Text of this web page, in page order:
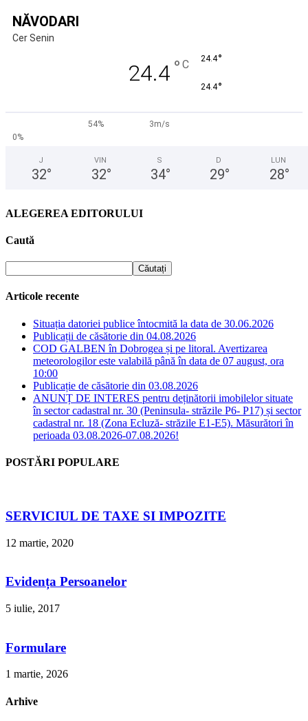
NĂVODARI
Cer Senin
24.4 ° C 24.4°
24.4°
54%
3m/s
0%
J
32°
VIN
32°
S
34°
D
29°
LUN
28°
ALEGEREA EDITORULUI
Caută
Articole recente
Situația datoriei publice întocmită la data de 30.06.2026
Publicații de căsătorie din 04.08.2026
COD GALBEN în Dobrogea și pe litoral. Avertizarea
meteorologilor este valabilă până în data de 07 august, ora
10:00
Publicație de căsătorie din 03.08.2026
ANUNȚ DE INTERES pentru deținătorii imobilelor situate
în sector cadastral nr. 30 (Peninsula- străzile P6- P17) și sector
cadastral nr. 18 (Zona Ecluză- străzile E1-E5). Măsurători în
perioada 03.08.2026-07.08.2026!
POSTĂRI POPULARE
SERVICIUL DE TAXE SI IMPOZITE
12 martie, 2020
Evidența Persoanelor
5 iulie, 2017
Formulare
1 martie, 2026
Arhive